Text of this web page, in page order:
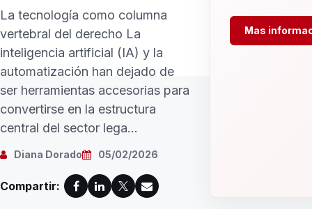
La tecnología como columna
vertebral del derecho La
inteligencia artificial (IA) y la
automatización han dejado de
ser herramientas accesorias para
convertirse en la estructura
central del sector lega...
Diana Dorado 05/02/2026
Compartir:
Mas